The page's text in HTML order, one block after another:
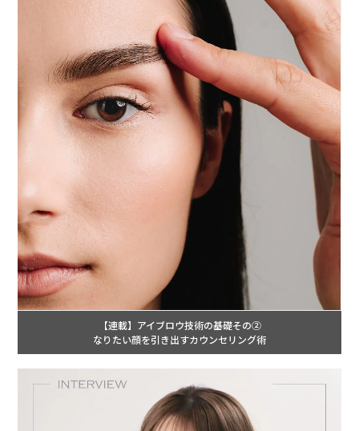
【連載】アイブロウ技術の基礎その②
なりたい顔を引き出すカウンセリング術